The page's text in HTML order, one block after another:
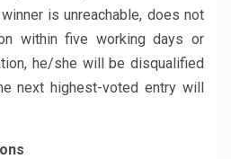
is unreachable, does not
within five working days or
he/she will be disqualified
next highest-voted entry will